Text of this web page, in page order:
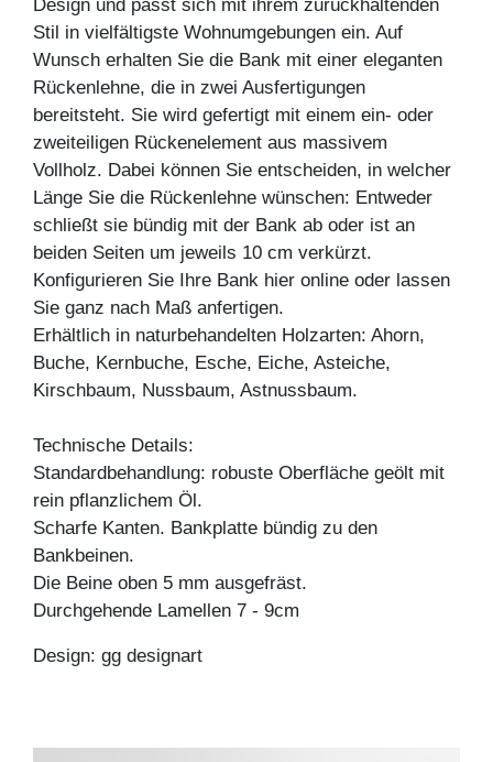
Design und passt sich mit ihrem zurückhaltenden
Stil in vielfältigste Wohnumgebungen ein. Auf
Wunsch erhalten Sie die Bank mit einer eleganten
Rückenlehne, die in zwei Ausfertigungen
bereitsteht. Sie wird gefertigt mit einem ein- oder
zweiteiligen Rückenelement aus massivem
Vollholz. Dabei können Sie entscheiden, in welcher
Länge Sie die Rückenlehne wünschen: Entweder
schließt sie bündig mit der Bank ab oder ist an
beiden Seiten um jeweils 10 cm verkürzt.
Konfigurieren Sie Ihre Bank hier online oder lassen
Sie ganz nach Maß anfertigen.
Erhältlich in naturbehandelten Holzarten: Ahorn,
Buche, Kernbuche, Esche, Eiche, Asteiche,
Kirschbaum, Nussbaum, Astnussbaum.
Technische Details:
Standardbehandlung: robuste Oberfläche geölt mit
rein pflanzlichem Öl.
Scharfe Kanten. Bankplatte bündig zu den
Bankbeinen.
Die Beine oben 5 mm ausgefräst.
Durchgehende Lamellen 7 - 9cm
Design: gg designart